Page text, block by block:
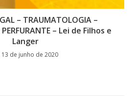
– TRAUMATOLOGIA –
– Lei de Filhos e
Langer
13 de junho de 2020